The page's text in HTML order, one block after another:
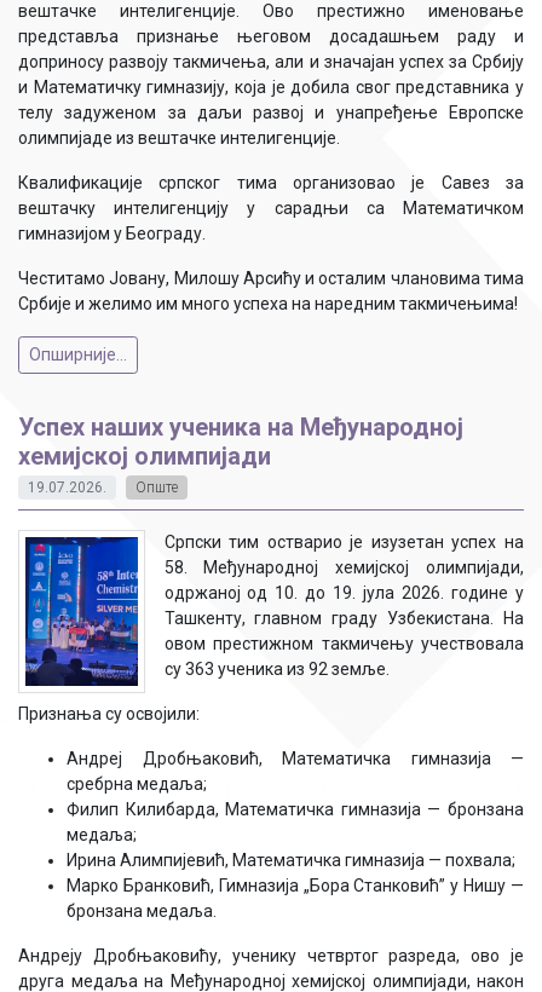
вештачке интелигенције. Ово престижно именовање
представља признање његовом досадашњем раду и
доприносу развоју такмичења, али и значајан успех за Србију
и Математичку гимназију, која је добила свог представника у
телу задуженом за даљи развој и унапређење Европске
олимпијаде из вештачке интелигенције.
Квалификације српског тима организовао је Савез за
вештачку интелигенцију у сарадњи са Математичком
гимназијом у Београду.
Честитамо Јовану, Милошу Арсићу и осталим члановима тима
Србије и желимо им много успеха на наредним такмичењима!
Опширније...
Успех наших ученика на Међународној
хемијској олимпијади
19.07.2026. Опште
Српски тим остварио је изузетан успех на
58. Међународној хемијској олимпијади,
одржаној од 10. до 19. јула 2026. године у
Ташкенту, главном граду Узбекистана. На
овом престижном такмичењу учествовала
су 363 ученика из 92 земље.
Признања су освојили:
Андреј Дробњаковић, Математичка гимназија —
сребрна медаља;
Филип Килибарда, Математичка гимназија — бронзана
медаља;
Ирина Алимпијевић, Математичка гимназија — похвала;
Марко Бранковић, Гимназија „Бора Станковић” у Нишу —
бронзана медаља.
Андреју Дробњаковићу, ученику четвртог разреда, ово је
друга медаља на Међународној хемијској олимпијади, након